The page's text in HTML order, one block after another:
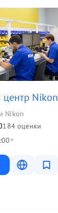
Nikon
Nikon
184 оценки